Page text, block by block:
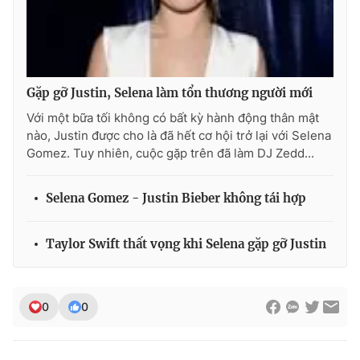
THỜI BÁO VTV
Theo dõi báo trên
Cơ quan chủ quản:Đài Truyền hình Việt Nam
Giấy phép hoạt động báo in và báo điện tử số 483/GP-BTTTT
Phó Tổng Biên tập:
Nguyễn Thị Mỹ Hạnh, Phạm Quốc Thắng,
Gặp gỡ Justin, Selena làm tổn thương người mới
Với một bữa tối không có bất kỳ hành động thân mật
nào, Justin được cho là đã hết cơ hội trở lại với Selena
Gomez. Tuy nhiên, cuộc gặp trên đã làm DJ Zedd...
Selena Gomez - Justin Bieber không tái hợp
Taylor Swift thất vọng khi Selena gặp gỡ Justin
0 0